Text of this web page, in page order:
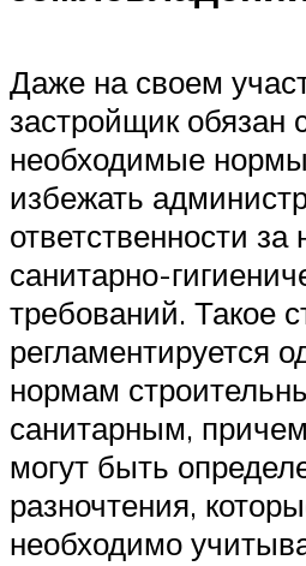
Даже на своем
застройщик обязан
необходимые
избежать
ответственности
санитарно-
требований. Такое
регламентируется
нормам
санитарным,
могут быть
разночтения,
необходимо